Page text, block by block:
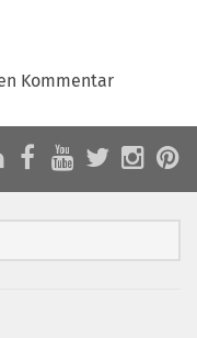
Kommentar